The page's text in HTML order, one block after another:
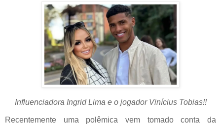
Influenciadora Ingrid Lima e o jogador Vinícius Tobias!!
Recentemente uma polêmica vem tomado conta da